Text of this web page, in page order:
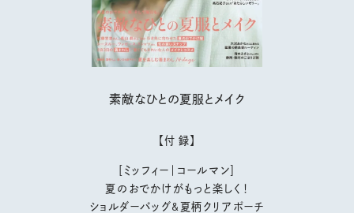
素敵なひとの夏服とメイク
【付 録】
［ミッフィー｜コールマン］
夏のおでかけがもっと楽しく！
ショルダーバッグ&夏柄クリアポーチ